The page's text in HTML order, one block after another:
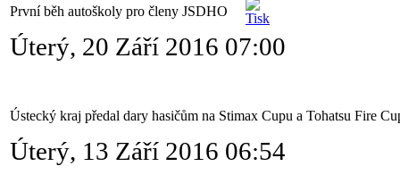
První běh autoškoly pro členy JSDHO
Úterý, 20 Září 2016 07:00
Ústecký kraj předal dary hasičům na Stimax Cupu a Tohatsu Fire
Úterý, 13 Září 2016 06:54